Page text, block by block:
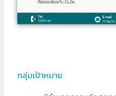
กลุ่มเป้าหมาย